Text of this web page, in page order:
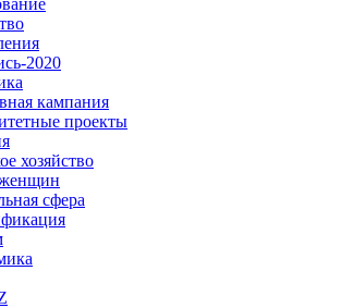
2020
кампания
проекты
хозяйство
сфера